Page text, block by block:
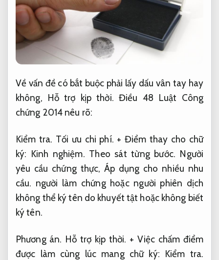
Về vấn đề có bắt buộc phải lấy dấu vân tay hay
không, Hỗ trợ kịp thời. Điều 48 Luật Công
chứng 2014 nêu rõ:
Kiểm tra. Tối ưu chi phí. + Điểm thay cho chữ
ký: Kinh nghiệm. Theo sát từng bước. Người
yêu cầu chứng thực, Áp dụng cho nhiều nhu
cầu. người làm chứng hoặc người phiên dịch
không thể ký tên do khuyết tật hoặc không biết
ký tên.
Phương án. Hỗ trợ kịp thời. + Việc chấm điểm
được làm cùng lúc mang chữ ký: Kiểm tra.